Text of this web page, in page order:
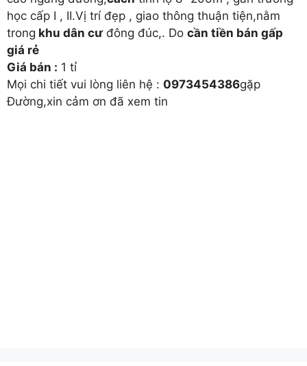
học cấp I , II.Vị trí đẹp , giao thông thuận tiện,nằm
trong khu dân cưđông đúc,. Do cần tiền bán gấp
giá rẻ
Giá bán : 1 tỉ
Mọi chi tiết vui lòng liên hệ : 0973454386gặp
Đường,xin cảm ơn đã xem tin